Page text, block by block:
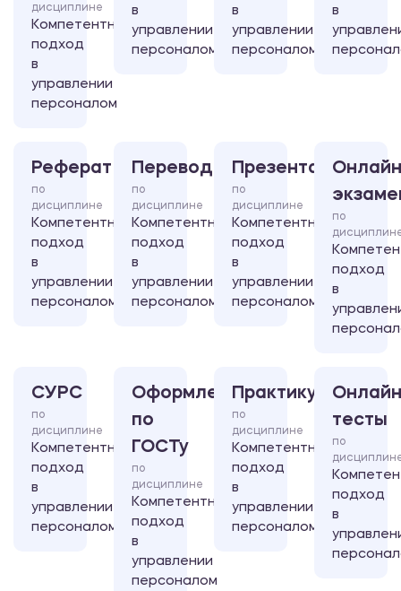
дисциплине
Компетентностный
подход
в
управлении
персоналом
в
управлении
персоналом
в
управлении
персоналом
в
Реферат
по
дисциплине
Компетентностный
подход
в
управлении
персоналом
Перевод
по
дисциплине
Компетентностный
подход
в
управлении
персоналом
Презентация
по
дисциплине
Компетентностный
подход
в
управлении
персоналом
по
подход
в
СУРС
по
дисциплине
Компетентностный
подход
в
управлении
персоналом
Оформление
по
ГОСТу
по
дисциплине
Компетентностный
подход
в
управлении
персоналом
Практикум
по
дисциплине
Компетентностный
подход
в
управлении
персоналом
тесты
по
подход
в